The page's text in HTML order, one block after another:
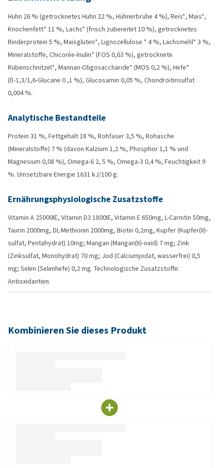
Huhn 26 % (getrocknetes Huhn 22 %, Hühnerbrühe 4 %), Reis*, Mais*,
Knochenfett* 11 %, Lachs* (frisch zubereitet 10 %), getrocknetes
Rinderprotein 5 %, Maisgluten*, Lignozellulose * 4 %, Lachsmehl* 3 %,
Mineralstoffe, Chicorée-Inulin* (FOS 0,63 %), getrocknete
Rübenschnitzel*, Mannan-Oligosaccharide* (MOS 0,2 %), Hefe*
(ß-1,3/1,6-Glucane 0 ,1 %), Glucosamin 0,05 %, Chondroitinsulfat
0,004 %.
Analytische Bestandteile
Protein 31 %, Fettgehalt 18 %, Rohfaser 3,5 %, Rohasche
(Mineralstoffe) 7 % (davon Kalzium 1,2 %, Phosphor 1,1 % und
Magnesium 0,08 %), Omega-6 2, 5 %, Omega-3 0,4 %, Feuchtigkeit 9
%. Umsetzbare Energie 1631 kJ/100 g.
Ernährungsphysiologische Zusatzstoffe
Vitamin A 25000IE, Vitamin D3 1800IE, Vitamin E 650mg, L-Carnitin 50mg,
Taurin 2000mg, DL-Methionin 2000mg, Biotin 0,2mg, Kupfer (Kupfer(II)-
sulfat, Pentahydrat) 10mg; Mangan (Mangan(II)-oxid) 7 mg; Zink
(Zinksulfat, Monohydrat) 70 mg; Jod (Calciumjodat, wasserfrei) 0,5
mg; Selen (Selenhefe) 0,2 mg. Technologische Zusatzstoffe:
Antioxidantien.
Kombinieren Sie dieses Produkt